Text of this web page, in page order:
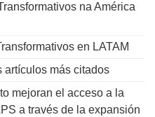
na América
en LATAM
artículos más citados
mejoran el acceso a la
a través de la expansión